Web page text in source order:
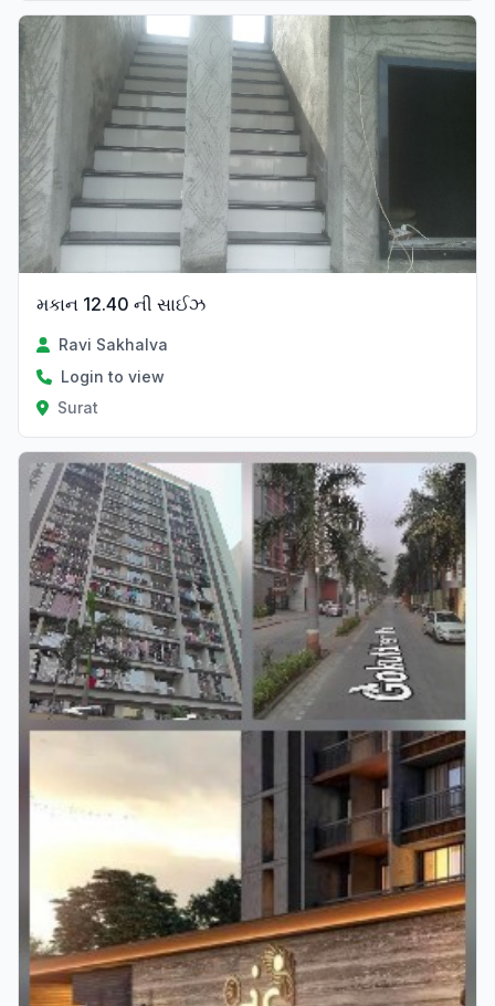
મકાન 12.40 ની સાઈઝ
Ravi Sakhalva
Login to view
Surat